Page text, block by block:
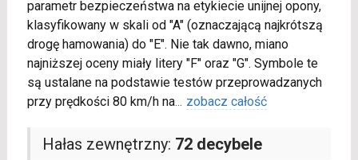
parametr bezpieczeństwa na etykiecie unijnej opony,
klasyfikowany w skali od "A" (oznaczającą najkrótszą
drogę hamowania) do "E". Nie tak dawno, miano
najniższej oceny miały litery "F" oraz "G". Symbole te
są ustalane na podstawie testów przeprowadzanych
przy prędkości 80 km/h na... zobacz całość
Hałas zewnętrzny: 72 decybele